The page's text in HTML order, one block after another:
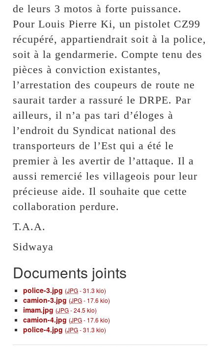
de leurs 3 motos à forte puissance.
Pour Louis Pierre Ki, un pistolet CZ99
récupéré, appartiendrait soit à la police,
soit à la gendarmerie. Compte tenu des
pièces à conviction existantes,
l’arrestation des coupeurs de route ne
saurait tarder a rassuré le DRPE. Par
ailleurs, il n’a pas tari d’éloges à
l’endroit du Syndicat national des
transporteurs de l’Est qui a été le
premier à les avertir de l’attaque. Il a
aussi remercié les villageois pour leur
précieuse aide. Il souhaite que cette
collaboration perdure.
T.A.A.
Sidwaya
Documents joints
police-3.jpg (JPG-31.3 kio)
camion-3.jpg (JPG- 17.6 kio)
imam.jpg (JPG-24.5 kio)
camion-4.jpg (JPG- 17.6 kio)
police-4.jpg (JPG-31.3 kio)